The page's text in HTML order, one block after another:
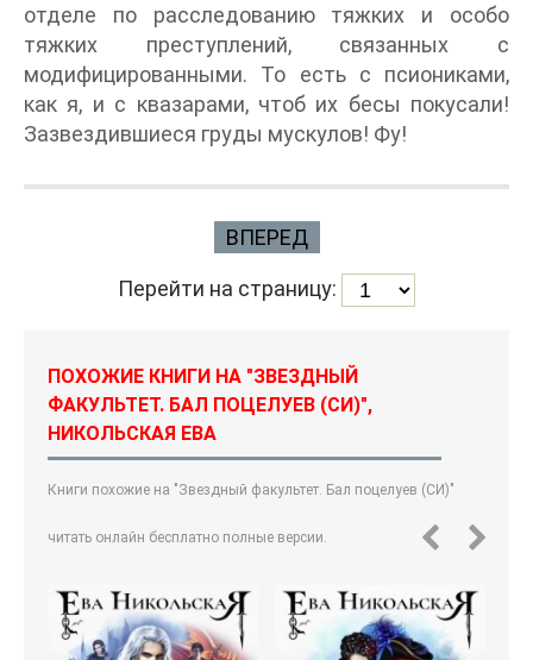
отделе по расследованию тяжких и особо
тяжких преступлений, связанных с
модифицированными. То есть с псиониками,
как я, и с квазарами, чтоб их бесы покусали!
Зазвездившиеся груды мускулов! Фу!
ВПЕРЕД
Перейти на страницу:
ПОХОЖИЕ КНИГИ НА "ЗВЕЗДНЫЙ
ФАКУЛЬТЕТ. БАЛ ПОЦЕЛУЕВ (СИ)",
НИКОЛЬСКАЯ ЕВА
Книги похожие на "Звездный факультет. Бал поцелуев (СИ)"
читать онлайн бесплатно полные версии.